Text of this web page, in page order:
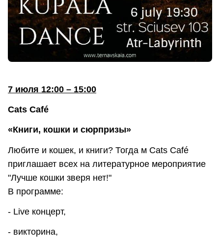
7 июля 12:00 – 15:00
Cats Café
«Книги, кошки и сюрпризы»
Любите и кошек, и книги? Тогда м Cats Café
приглашает всех на литературное мероприятие
"Лучше кошки зверя нет!"
В программе:
- Live концерт,
- викторина,